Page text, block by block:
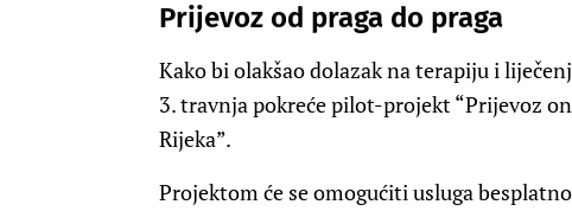
Prijevoz od praga do praga
Kako bi olakšao dolazak na terapiju i
3. travnja pokreće pilot-projekt “Prijevoz
Rijeka”.
Projektom će se omogućiti usluga